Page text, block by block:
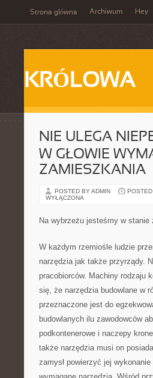
Strona główna Archiwum Hey
KRÓLOWA
NIE ULEGA
W GŁOWIE
ZAMIESZKANIA
POSTED BY ADMIN
WYŁĄCZONA
Na wybrzeżu jesteśmy w
W każdym rzemiośle ludzie
narzędzia jak także przyrządy.
pracobiorców. Machiny rodzaju
się, że narzędzia budowlane w
przeznaczone jest do
budowlanych ilu zawodowców
podkontenerowe i naczepy
także narzędzia musi on
zamysł powierzyć jej